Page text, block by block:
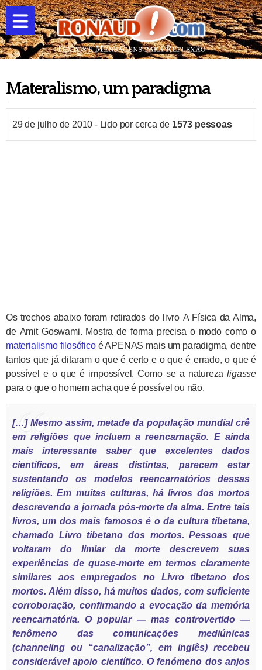
Materalismo, um paradigma
29 de julho de 2010 - Lido por cerca de 1573 pessoas
Os trechos abaixo foram retirados do livro A Física da Alma,
de Amit Goswami. Mostra de forma precisa o modo como o
materialismo filosóficoé APENAS mais um paradigma, dentre
tantos que já ditaram o que é certo e o que é errado, o que é
possível e o que é impossível. Como se a naturezaligasse
para o que o homem acha que é possível ou não.
[…] Mesmo assim, metade da população mundial crê
em religiões que incluem a reencarnação. E ainda
mais interessante saber que excelentes dados
científicos, em áreas distintas, parecem estar
sustentando os modelos reencarnatórios dessas
religiões. Em muitas culturas, há livros dos mortos
descrevendo a jornada pós-morte da alma. Entre tais
livros, um dos mais famosos é o da cultura tibetana,
chamado Livro tibetano dos mortos. Pessoas que
voltaram do limiar da morte descrevem suas
experiências de quase-morte em termos claramente
similares aos empregados no Livro tibetano dos
mortos. Além disso, há muitos dados, com suficiente
corroboração, confirmando a evocação da memória
reencarnatória. O popular — mas controvertido —
fenômeno das comunicações mediúnicas
(channeling ou “canalização”, em inglês) recebeu
considerável apoio científico. O fenómeno dos anjos